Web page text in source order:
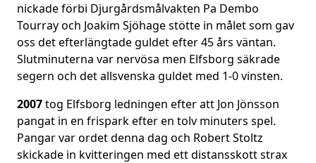
nickade förbi Djurgårdsmålvakten Pa Dembo
Tourray och Joakim Sjöhage stötte in målet som gav
oss det efterlängtade guldet efter 45 års väntan.
Slutminuterna var nervösa men Elfsborg säkrade
segern och det allsvenska guldet med 1-0 vinsten.
2007tog Elfsborg ledningen efter att Jon Jönsson
pangat in en frispark efter en tolv minuters spel.
Pangar var ordet denna dag och Robert Stoltz
skickade in kvitteringen med ett distansskott strax